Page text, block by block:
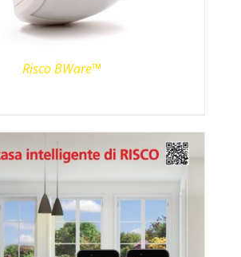
Risco BWare™